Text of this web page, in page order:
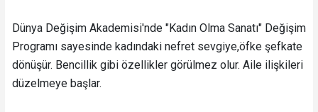
Dünya Değişim Akademisi'nde "Kadın Olma Sanatı" Değişim
Programı sayesinde kadındaki nefret sevgiye,öfke şefkate
dönüşür. Bencillik gibi özellikler görülmez olur. Aile ilişkileri
düzelmeye başlar.